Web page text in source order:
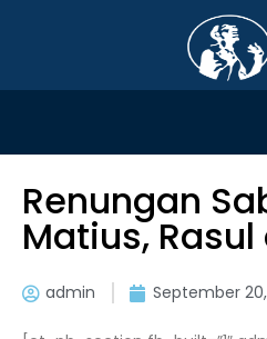
Renungan
Matius,
admin September 20,